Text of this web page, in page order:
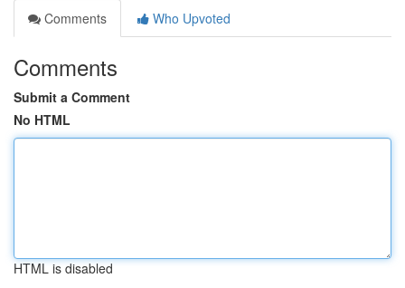
Comments
Who Upvoted
Comments
Submit a Comment
No HTML
HTML is disabled